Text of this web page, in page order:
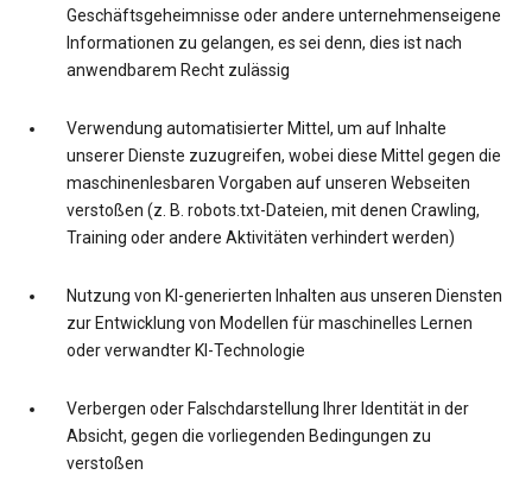
Geschäftsgeheimnisse oder andere unternehmenseigene
Informationen zu gelangen, es sei denn, dies ist nach
anwendbarem Recht zulässig
Verwendung automatisierter Mittel, um auf Inhalte
unserer Dienste zuzugreifen, wobei diese Mittel gegen die
maschinenlesbaren Vorgaben auf unseren Webseiten
verstoßen (z. B. robots.txt-Dateien, mit denen Crawling,
Training oder andere Aktivitäten verhindert werden)
Nutzung von KI-generierten Inhalten aus unseren Diensten
zur Entwicklung von Modellen für maschinelles Lernen
oder verwandter KI-Technologie
Verbergen oder Falschdarstellung Ihrer Identität in der
Absicht, gegen die vorliegenden Bedingungen zu
verstoßen